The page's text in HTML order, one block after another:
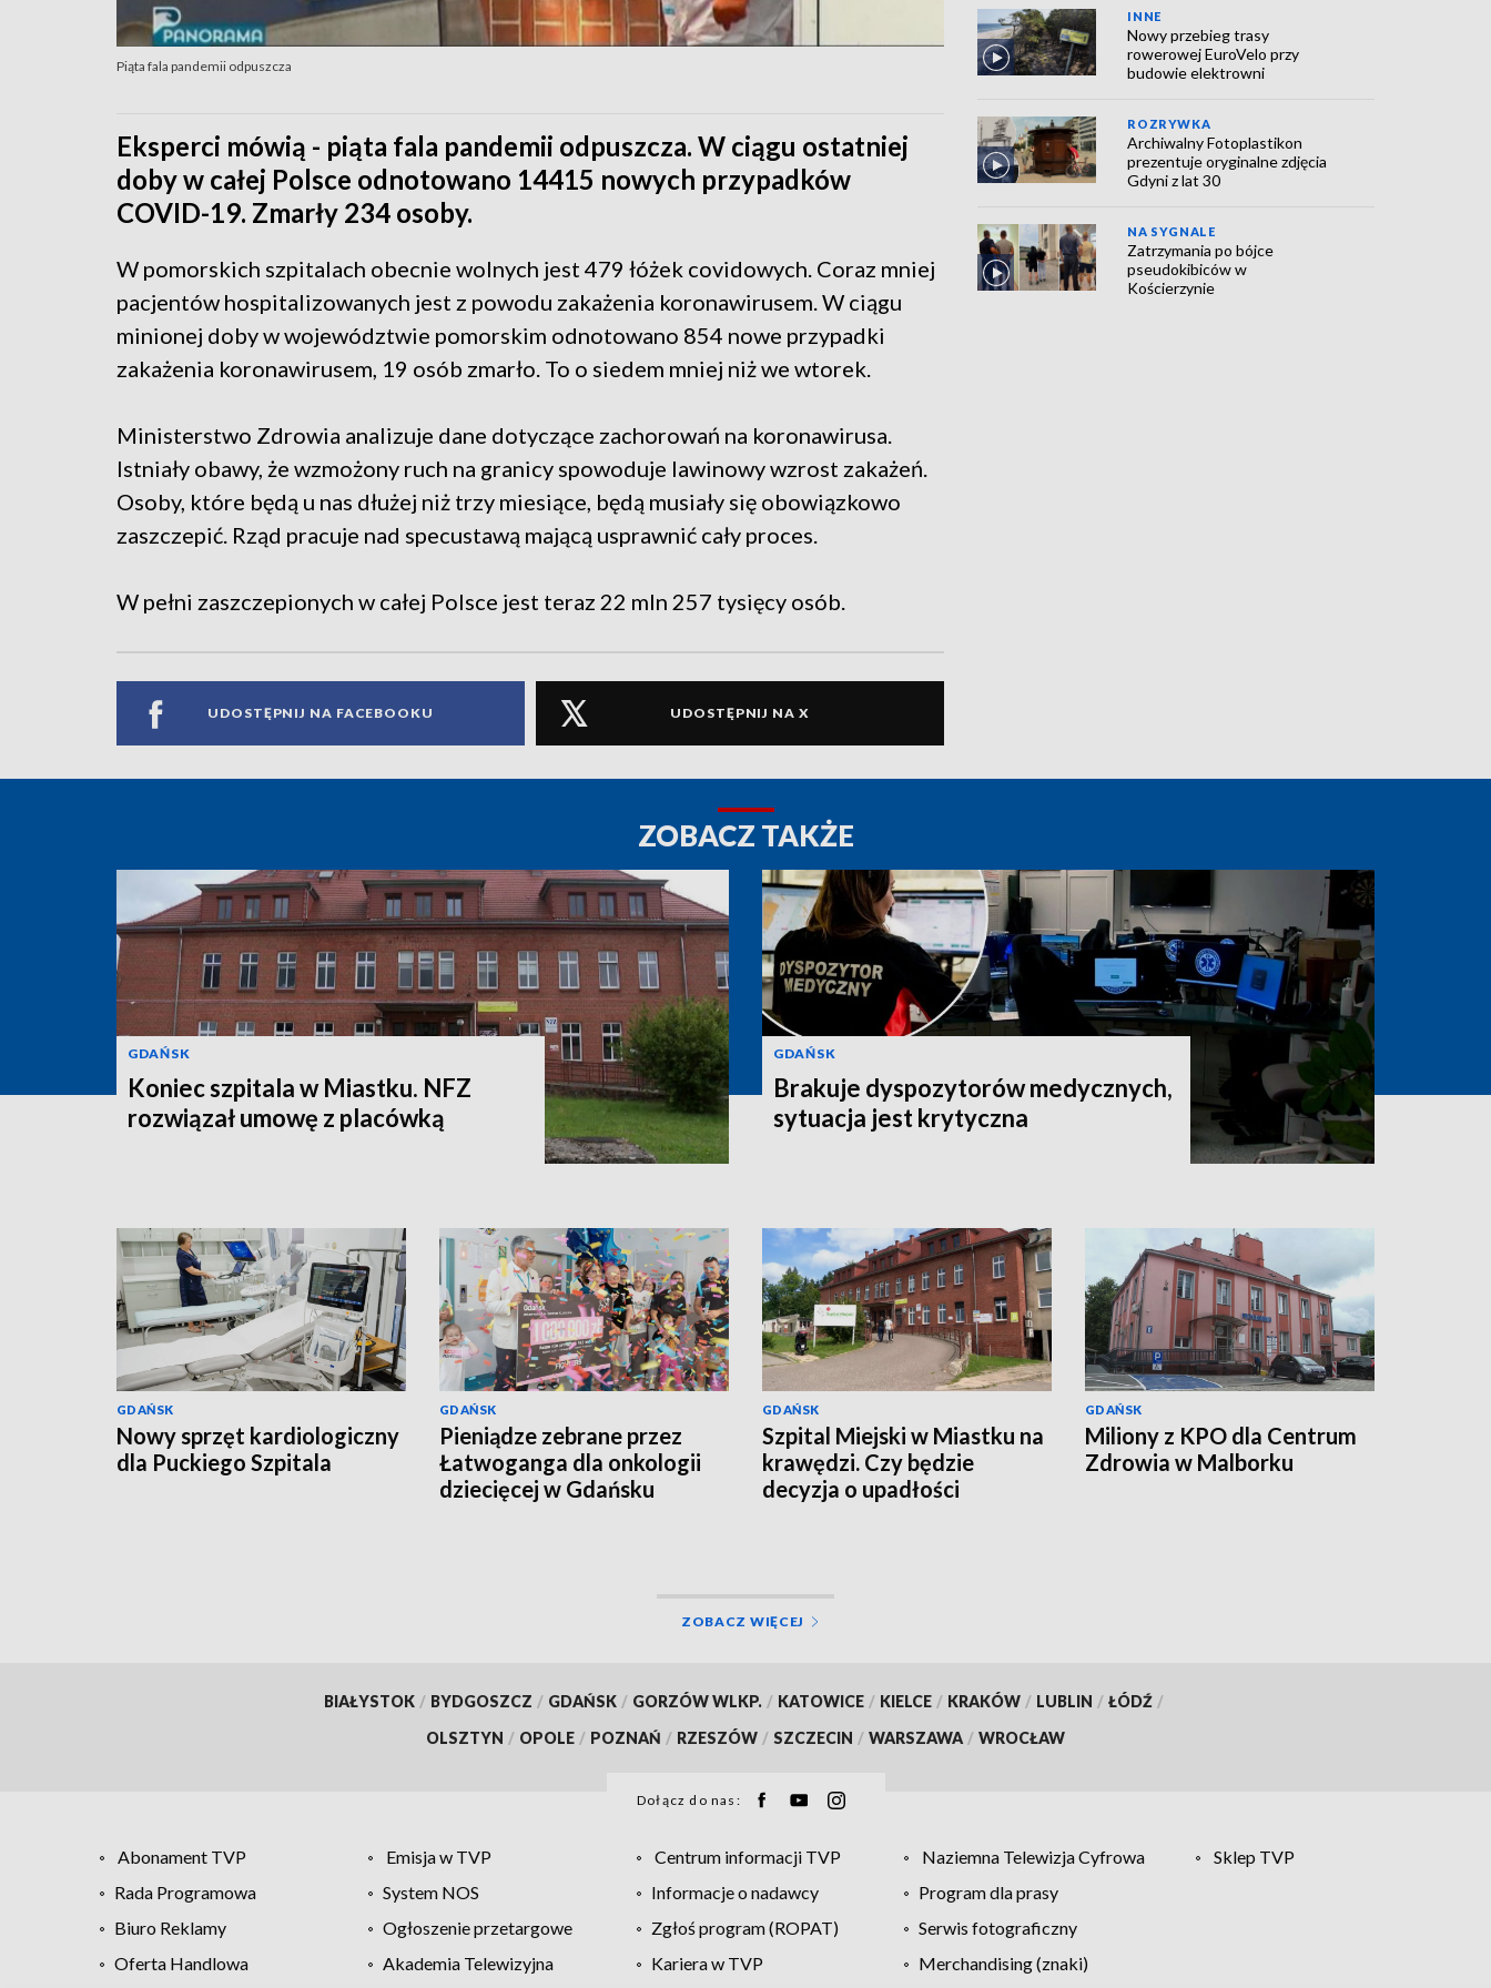
Piąta fala pandemii odpuszcza
Eksperci mówią - piąta fala pandemii odpuszcza. W ciągu ostatniej
doby w całej Polsce odnotowano 14415 nowych przypadków
COVID-19. Zmarły 234 osoby.
W pomorskich szpitalach obecnie wolnych jest 479 łóżek covidowych. Coraz mniej
pacjentów hospitalizowanych jest z powodu zakażenia koronawirusem. W ciągu
minionej doby w województwie pomorskim odnotowano 854 nowe przypadki
zakażenia koronawirusem, 19 osób zmarło. To o siedem mniej niż we wtorek.
Ministerstwo Zdrowia analizuje dane dotyczące zachorowań na koronawirusa.
Istniały obawy, że wzmożony ruch na granicy spowoduje lawinowy wzrost zakażeń.
Osoby, które będą u nas dłużej niż trzy miesiące, będą musiały się obowiązkowo
zaszczepić. Rząd pracuje nad specustawą mającą usprawnić cały proces.
W pełni zaszczepionych w całej Polsce jest teraz 22 mln 257 tysięcy osób.
UDOSTĘPNIJ NA FACEBOOKU UDOSTĘPNIJ NA X
INNE
Nowy przebieg trasy
rowerowej EuroVelo przy
budowie elektrowni
ROZRYWKA
Archiwalny Fotoplastikon
prezentuje oryginalne zdjęcia
Gdyni z lat 30
NA SYGNALE
Zatrzymania po bójce
pseudokibiców w
Kościerzynie
ZOBACZ TAKŻE
GDAŃSK
Koniec szpitala w Miastku. NFZ
rozwiązał umowę z placówką
GDAŃSK
Brakuje dyspozytorów medycznych,
sytuacja jest krytyczna
GDAŃSK
Nowy sprzęt kardiologiczny
dla Puckiego Szpitala
GDAŃSK
Pieniądze zebrane przez
Łatwoganga dla onkologii
dziecięcej w Gdańsku
GDAŃSK
Szpital Miejski w Miastku na
krawędzi. Czy będzie
decyzja o upadłości
GDAŃSK
Miliony z KPO dla Centrum
Zdrowia w Malborku
ZOBACZ WIĘCEJ
BIAŁYSTOK / BYDGOSZCZ / GDAŃSK / GORZÓW WLKP. / KATOWICE / KIELCE / KRAKÓW / LUBLIN / ŁÓDŹ /
OLSZTYN / OPOLE / POZNAŃ / RZESZÓW / SZCZECIN / WARSZAWA / WROCŁAW
Dołącz do nas:
Abonament TVP Emisja w TVP Centrum informacji TVP Naziemna Telewizja Cyfrowa
Sklep TVP
Rada Programowa
System NOS Informacje o nadawcy
Program dla prasy
Biuro Reklamy
Ogłoszenie przetargowe Zgłoś program (ROPAT)
Serwis fotograficzny
Oferta Handlowa
Akademia Telewizyjna Kariera w TVP
Merchandising (znaki)